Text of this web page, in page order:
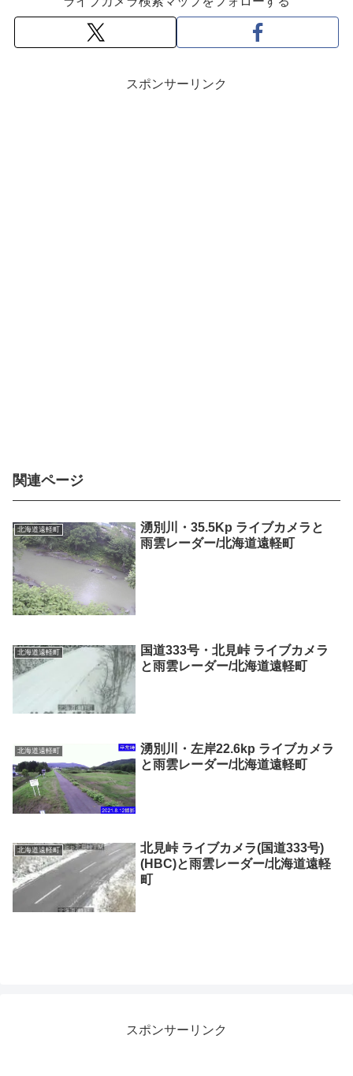
スポンサーリンク
関連ページ
北海道遠軽町
湧別川・35.5Kp ライブカメラと
雨雲レーダー/北海道遠軽町
北海道遠軽町
国道333号・北見峠 ライブカメラ
と雨雲レーダー/北海道遠軽町
北海道遠軽町
湧別川・左岸22.6kp ライブカメラ
と雨雲レーダー/北海道遠軽町
北海道遠軽町
北見峠 ライブカメラ(国道333号)
(HBC)と雨雲レーダー/北海道遠軽
町
スポンサーリンク